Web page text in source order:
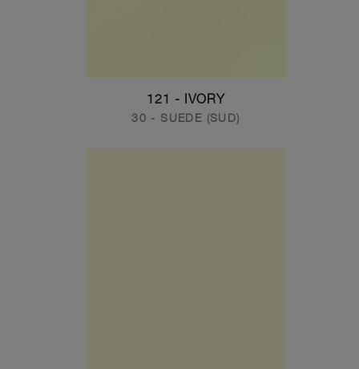
121 - IVORY
30 - SUEDE (SUD)